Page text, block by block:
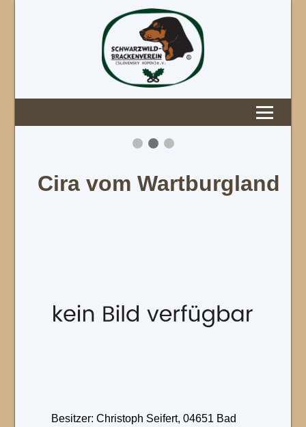
Cira vom Wartburgland
Besitzer: Christoph Seifert, 04651 Bad